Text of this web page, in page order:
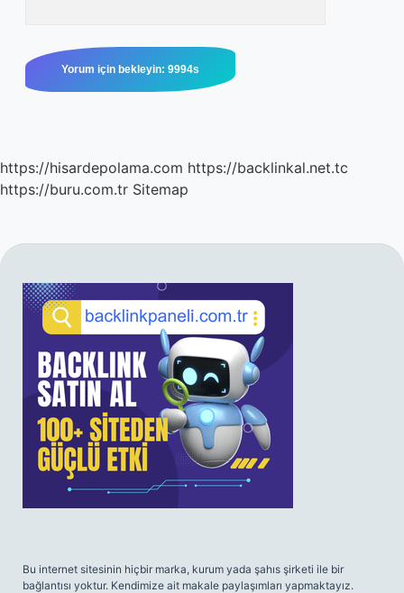
https://hisardepolama.com https://backlinkal.net.tc
https://buru.com.tr Sitemap
SIDEBAR
Bu internet sitesinin hiçbir marka, kurum yada şahıs şirketi ile bir
bağlantısı yoktur. Kendimize ait makale paylaşımları yapmaktayız.